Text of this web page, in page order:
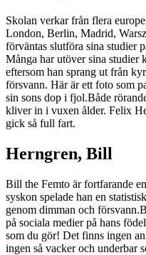
Skolan verkar från flera
London, Berlin, Madrid,
förväntas slutföra sina studier
Många har utöver sina studier
eftersom han sprang ut från
försvann. Här är ett foto som
sin sons dop i fjol.Både
kliver in i vuxen ålder. Felix
gick så full fart.
Herngren, Bill
Bill the Femto är fortfarande
syskon spelade han en
genom dimman och
på sociala medier på hans
som du gör! Det finns ingen
ingen så vacker och underbar